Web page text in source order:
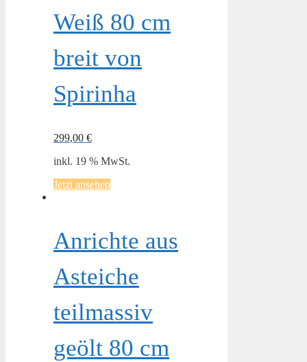
Weiß 80 cm
breit von
Spirinha
299,00 €
inkl. 19 % MwSt.
Jetzt ansehen
Anrichte aus
Asteiche
teilmassiv
geölt 80 cm